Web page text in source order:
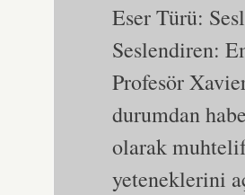
Eser Türü:
Seslendiren:
Profesör
durumdan
olarak
yeteneklerini